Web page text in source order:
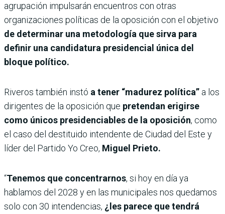
agrupación impulsarán encuentros con otras
organizaciones políticas de la oposición con el objetivo
de determinar una metodología que sirva para
definir una candidatura presidencial única del
bloque político.
Riveros también instó a tener “madurez política” a los
dirigentes de la oposición que pretendan erigirse
como únicos presidenciables de la oposición, como
el caso del destituido intendente de Ciudad del Este y
líder del Partido Yo Creo, Miguel Prieto.
“Tenemos que concentrarnos, si hoy en día ya
hablamos del 2028 y en las municipales nos quedamos
solo con 30 intendencias, ¿les parece que tendrá